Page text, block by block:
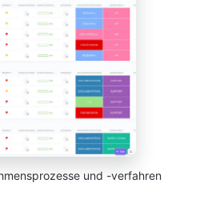
und -verfahren